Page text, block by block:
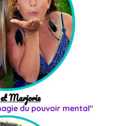
Marjorie
du pouvoir mental"